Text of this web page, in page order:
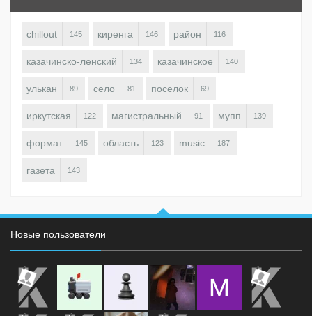
chillout 145 киренга 146 район 116
казачинско-ленский 134 казачинское 140
улькан 89 село 81 поселок 69
иркутская 122 магистральный 91 мупп 139
формат 145 область 123 music 187
газета 143
Новые пользователи